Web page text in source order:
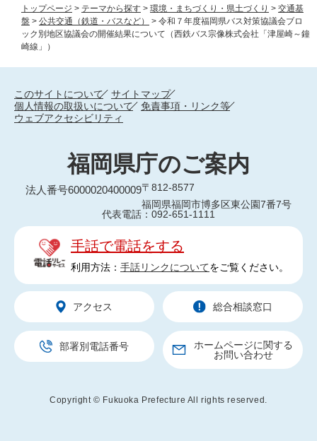
トップページ > テーマから探す > 環境・まちづくり・県土づくり > 交通基
盤 > 公共交通（鉄道・バスなど） > 令和７年度福岡県バス対策協議会ブロ
ック別地区協議会の開催結果について（西鉄バス宗像株式会社「津屋崎～鐘
崎線」）
このサイトについて
サイトマップ
個人情報の取扱いについて
免責事項・リンク等
ウェブアクセシビリティ
福岡県庁のご案内
法人番号6000020400009〒812-8577
福岡県福岡市博多区東公園7番7号
代表電話：092-651-1111
手話で電話をする
利用方法： 手話リンクについてをご覧ください。
アクセス 総合相談窓口
部署別電話番号
ホームページに関する
お問い合わせ
Copyright © Fukuoka Prefecture All rights reserved.